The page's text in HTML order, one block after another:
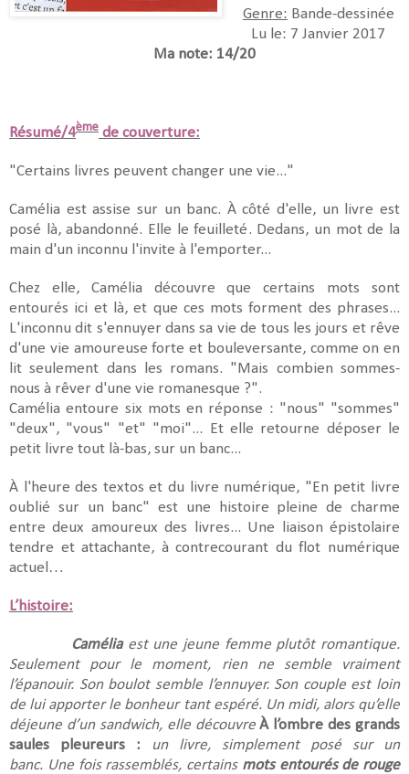
Genre: Bande-dessinée
Lu le: 7 Janvier 2017
Ma note: 14/20
Résumé/4ème de couverture:
"Certains livres peuvent changer une vie..."
Camélia est assise sur un banc. À côté d'elle, un livre est
posé là, abandonné. Elle le feuilleté. Dedans, un mot de la
main d'un inconnu l'invite à l'emporter...
Chez elle, Camélia découvre que certains mots sont
entourés ici et là, et que ces mots forment des phrases...
L'inconnu dit s'ennuyer dans sa vie de tous les jours et rêve
d'une vie amoureuse forte et bouleversante, comme on en
lit seulement dans les romans. "Mais combien sommes-
nous à rêver d'une vie romanesque ?".
Camélia entoure six mots en réponse : "nous" "sommes"
"deux", "vous" "et" "moi"... Et elle retourne déposer le
petit livre tout là-bas, sur un banc...
À l'heure des textos et du livre numérique, "En petit livre
oublié sur un banc" est une histoire pleine de charme
entre deux amoureux des livres... Une liaison épistolaire
tendre et attachante, à contrecourant du flot numérique
actuel…
L’histoire:
Caméliaest une jeune femme plutôt romantique.
Seulement pour le moment, rien ne semble vraiment
l’épanouir. Son boulot semble l’ennuyer. Son couple est loin
de lui apporter le bonheur tant espéré. Un midi, alors qu’elle
déjeune d’un sandwich, elle découvreÀ l’ombre des grands
saules pleureurs : un livre, simplement posé sur un
banc. Une fois rassemblés, certains mots entourés de rouge